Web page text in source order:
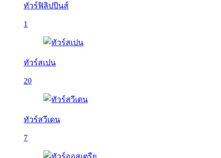
ทัวร์ฟิลิปปินส์
1
ทัวร์สเปน
20
ทัวร์สวีเดน
7